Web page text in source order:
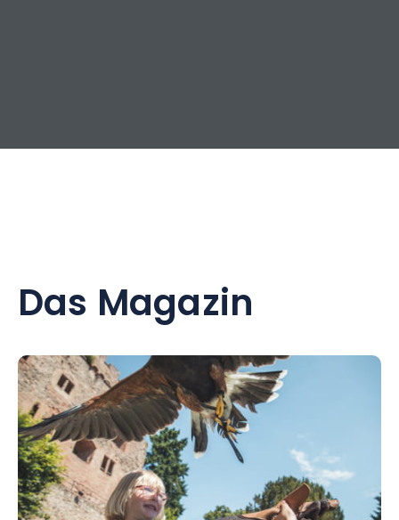
Das Magazin